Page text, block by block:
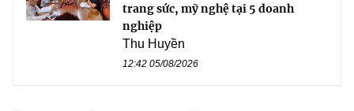
trang sức, mỹ nghệ tại 5 doanh
nghiệp
Thu Huyền
12:42 05/08/2026